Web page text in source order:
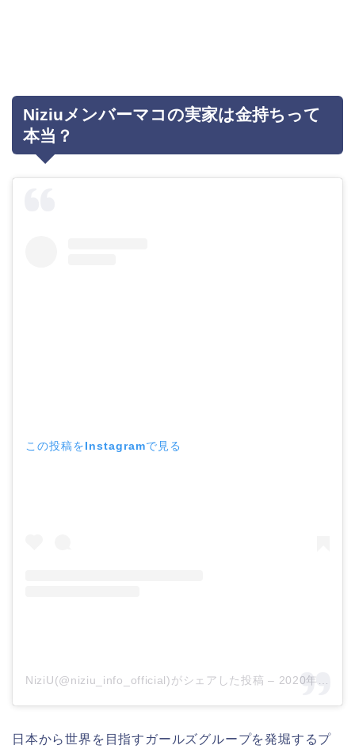
Niziuメンバーマコの実家は金持ちって
本当？
この投稿をInstagramで見る
NiziU(@niziu_info_official)がシェアした投稿 – 2020年 6月月30日午前9時10分PDT
日本から世界を目指すガールズグループを発堀するプ